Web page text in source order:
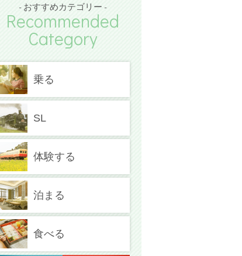
- おすすめカテゴリー -
Recommended
Category
乗る
SL
体験する
泊まる
食べる